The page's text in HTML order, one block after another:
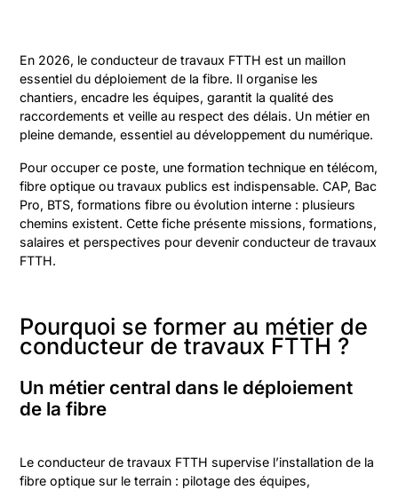
En 2026, le conducteur de travaux FTTH est un maillon
essentiel du déploiement de la fibre. Il organise les
chantiers, encadre les équipes, garantit la qualité des
raccordements et veille au respect des délais. Un métier en
pleine demande, essentiel au développement du numérique.
Pour occuper ce poste, une formation technique en télécom,
fibre optique ou travaux publics est indispensable. CAP, Bac
Pro, BTS, formations fibre ou évolution interne : plusieurs
chemins existent. Cette fiche présente missions, formations,
salaires et perspectives pour devenir conducteur de travaux
FTTH.
Pourquoi se former au métier de
conducteur de travaux FTTH ?
Un métier central dans le déploiement
de la fibre
Le conducteur de travaux FTTH supervise l’installation de la
fibre optique sur le terrain : pilotage des équipes,